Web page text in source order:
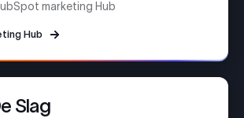
marketing Hub
Hub
Slag